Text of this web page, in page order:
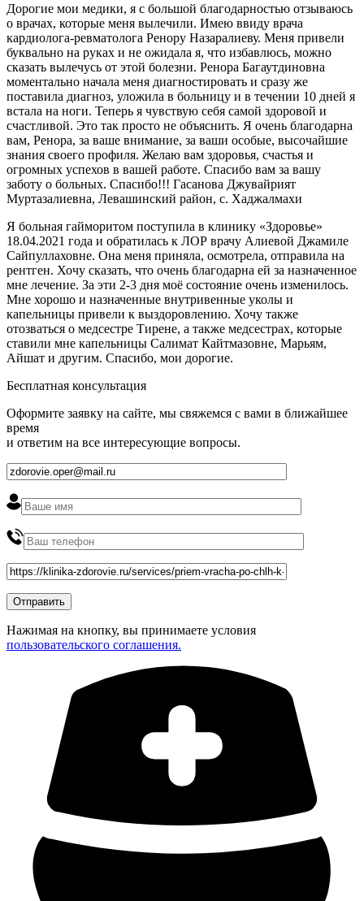
Дорогие мои медики, я с большой благодарностью отзываюсь
о врачах, которые меня вылечили. Имею ввиду врача
кардиолога-ревматолога Ренору Назаралиеву. Меня привели
буквально на руках и не ожидала я, что избавлюсь, можно
сказать вылечусь от этой болезни. Ренора Багаутдиновна
моментально начала меня диагностировать и сразу же
поставила диагноз, уложила в больницу и в течении 10 дней я
встала на ноги. Теперь я чувствую себя самой здоровой и
счастливой. Это так просто не объяснить. Я очень благодарна
вам, Ренора, за ваше внимание, за ваши особые, высочайшие
знания своего профиля. Желаю вам здоровья, счастья и
огромных успехов в вашей работе. Спасибо вам за вашу
заботу о больных. Спасибо!!! Гасанова Джувайрият
Муртазалиевна, Левашинский район, с. Хаджалмахи
Я больная гайморитом поступила в клинику «Здоровье»
18.04.2021 года и обратилась к ЛОР врачу Алиевой Джамиле
Сайпуллаховне. Она меня приняла, осмотрела, отправила на
рентген. Хочу сказать, что очень благодарна ей за назначенное
мне лечение. За эти 2-3 дня моё состояние очень изменилось.
Мне хорошо и назначенные внутривенные уколы и
капельницы привели к выздоровлению. Хочу также
отозваться о медсестре Тирене, а также медсестрах, которые
ставили мне капельницы Салимат Кайтмазовне, Марьям,
Айшат и другим. Спасибо, мои дорогие.
Бесплатная консультация
Оформите заявку на сайте, мы свяжемся с вами в ближайшее
время
и ответим на все интересующие вопросы.
Нажимая на кнопку, вы принимаете условия
пользовательского соглашения.